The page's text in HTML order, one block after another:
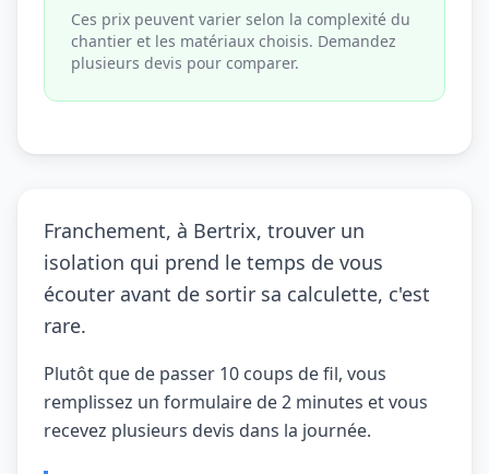
Ces prix peuvent varier selon la complexité du
chantier et les matériaux choisis. Demandez
plusieurs devis pour comparer.
Franchement, à Bertrix, trouver un
isolation qui prend le temps de vous
écouter avant de sortir sa calculette, c'est
rare.
Plutôt que de passer 10 coups de fil, vous
remplissez un formulaire de 2 minutes et vous
recevez plusieurs devis dans la journée.